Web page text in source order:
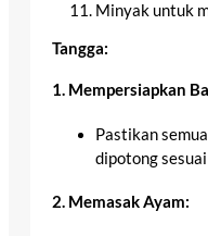
Minyak untuk
Tangga:
1. Mempersiapkan
Pastikan
dipotong
2. Memasak Ayam: